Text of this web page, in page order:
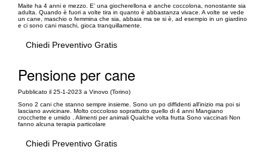
Maite ha 4 anni e mezzo. E' una giocherellona e anche coccolona, nonostante sia
adulta. Quando è fuori a volte tira in quanto è abbastanza vivace. A volte se vede
un cane, maschio o femmina che sia, abbaia ma se si è, ad esempio in un giardino
e ci sono cani maschi, gioca tranquillamente.
Chiedi Preventivo Gratis
Pensione per cane
Pubblicato il 25-1-2023 a Vinovo (Torino)
Sono 2 cani che stanno sempre insieme. Sono un po diffidenti all'inizio ma poi si
lasciano avvicinare. Molto coccoloso soprattutto quello di 4 anni Mangiano
crocchette e umido . Alimenti per animali Qualche volta frutta Sono vaccinati Non
fanno alcuna terapia particolare
Chiedi Preventivo Gratis